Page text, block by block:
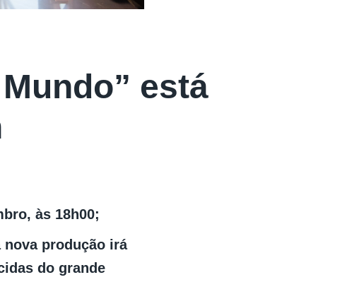
está
às 18h00;
nova produção irá
do grande